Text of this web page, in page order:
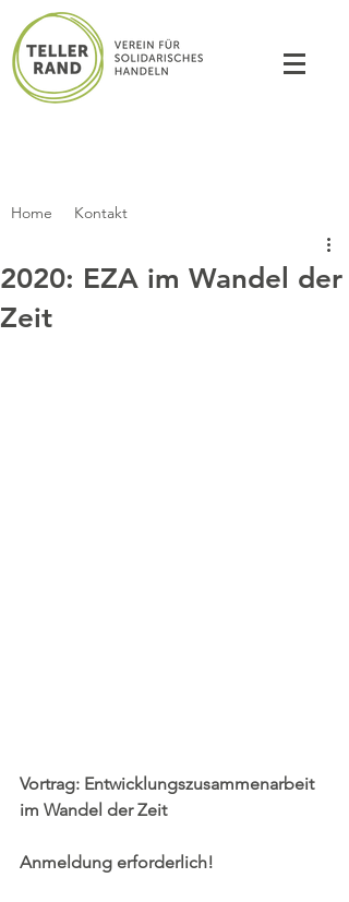
Home Kontakt
2020: EZA im Wandel der
Zeit
Vortrag: Entwicklungszusammenarbeit
im Wandel der Zeit
Anmeldung erforderlich!